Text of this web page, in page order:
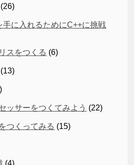
(26)
手に入れるためにC++に挑戦
スをつくる (6)
(13)
ッサーをつくてみよう (22)
つくってみる (15)